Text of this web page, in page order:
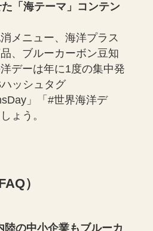
「海テーマ」コンテン
メニュー、海洋プラス
、ブルーカーボン豆知
デーは年に1度の集中発
ッシュタグ
」「#世界海洋デ
ょう。
）
陸の中小企業もブルーカ